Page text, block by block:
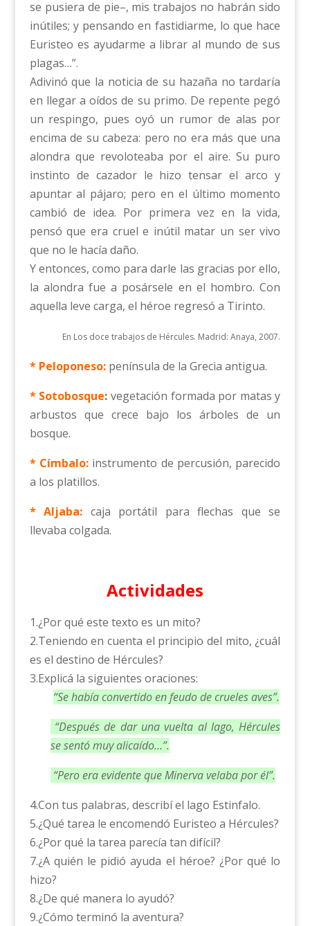
se pusiera de pie–, mis trabajos no habrán sido
inútiles; y pensando en fastidiarme, lo que hace
Euristeo es ayudarme a librar al mundo de sus
plagas…”.
Adivinó que la noticia de su hazaña no tardaría
en llegar a oídos de su primo. De repente pegó
un respingo, pues oyó un rumor de alas por
encima de su cabeza: pero no era más que una
alondra que revoloteaba por el aire. Su puro
instinto de cazador le hizo tensar el arco y
apuntar al pájaro; pero en el último momento
cambió de idea. Por primera vez en la vida,
pensó que era cruel e inútil matar un ser vivo
que no le hacía daño.
Y entonces, como para darle las gracias por ello,
la alondra fue a posársele en el hombro. Con
aquella leve carga, el héroe regresó a Tirinto.
En Los doce trabajos de Hércules. Madrid: Anaya, 2007.
* Peloponeso: península de la Grecia antigua.
* Sotobosque: vegetación formada por matas y
arbustos que crece bajo los árboles de un
bosque.
* Címbalo: instrumento de percusión, parecido
a los platillos.
* Aljaba: caja portátil para flechas que se
llevaba colgada.
Actividades
1.¿Por qué este texto es un mito?
2.Teniendo en cuenta el principio del mito, ¿cuál
es el destino de Hércules?
3.Explicá la siguientes oraciones:
“Se había convertido en feudo de crueles aves”.
“Después de dar una vuelta al lago, Hércules
se sentó muy alicaído…”.
“Pero era evidente que Minerva velaba por él”.
4.Con tus palabras, describí el lago Estinfalo.
5.¿Qué tarea le encomendó Euristeo a Hércules?
6.¿Por qué la tarea parecía tan difícil?
7.¿A quién le pidió ayuda el héroe? ¿Por qué lo
hizo?
8.¿De qué manera lo ayudó?
9.¿Cómo terminó la aventura?